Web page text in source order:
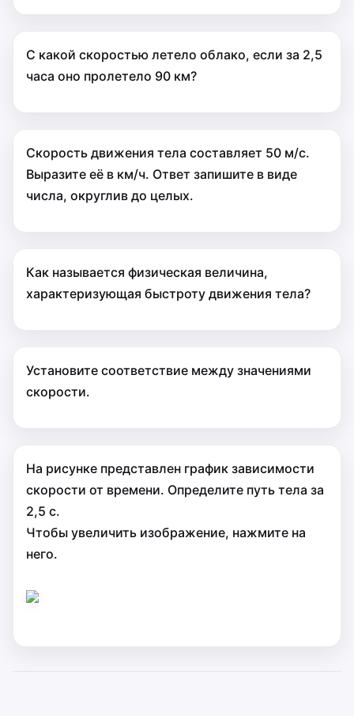
С какой скоростью летело облако, если за 2,5
часа оно пролетело 90 км?
Скорость движения тела составляет 50 м/с.
Выразите её в км/ч. Ответ запишите в виде
числа, округлив до целых.
Как называется физическая величина,
характеризующая быстроту движения тела?
Установите соответствие между значениями
скорости.
На рисунке представлен график зависимости
скорости от времени. Определите путь тела за
2,5 с.
Чтобы увеличить изображение, нажмите на
него.